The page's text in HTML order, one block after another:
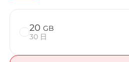
eSIM
20 GB
30 日